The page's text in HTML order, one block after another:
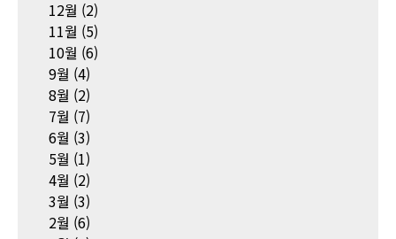
12월 (2)
11월 (5)
10월 (6)
9월 (4)
8월 (2)
7월 (7)
6월 (3)
5월 (1)
4월 (2)
3월 (3)
2월 (6)